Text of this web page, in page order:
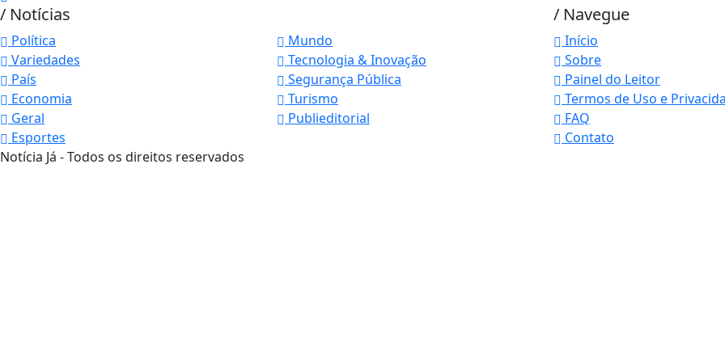
/ Notícias
Política
Mundo
Variedades
Tecnologia & Inovação
País
Segurança Pública
Economia
Turismo
Geral
Publieditorial
Esportes
/ Navegue
Início
Sobre
Painel do Leitor
Termos de Uso e
FAQ
Contato
Notícia Já - Todos os direitos reservados